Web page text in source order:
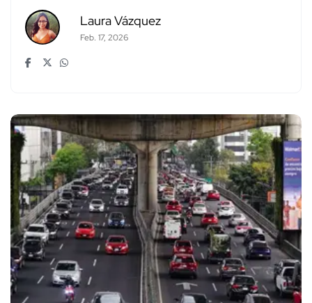
Laura Vázquez
Feb. 17, 2026